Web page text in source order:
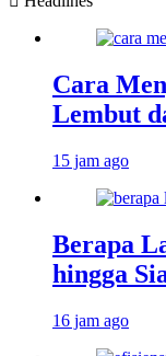
Cara
Lembut
15 jam ago
Berapa
hingga
16 jam ago